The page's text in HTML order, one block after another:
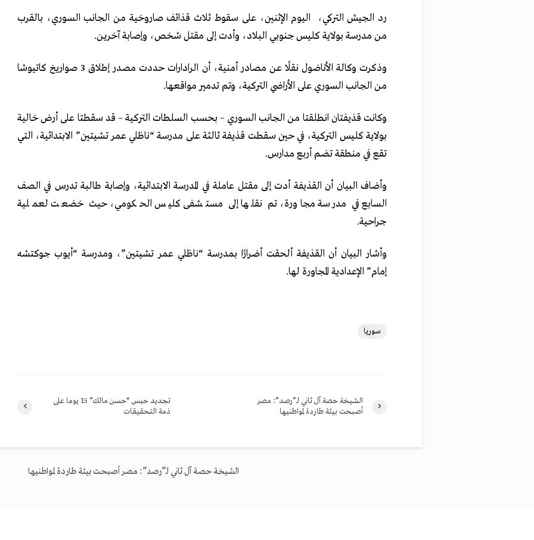
رد الجيش التركي، اليوم الإثنين، على سقوط ثلاث قذائف صاروخية من الجانب السوري، بالقرب
من مدرسة بولاية كليس جنوبي البلاد، وأدت إلى مقتل شخص، وإصابة آخرين.
وذكرت وكالة الأناضول نقلًا عن مصادر أمنية، أن الرادارات حددت مصدر إطلاق 3 صواريخ كاتيوشا
من الجانب السوري على الأراضي التركية، وتم تدمير مواقعها.
وكانت قذيفتان انطلقتا من الجانب السوري – بحسب السلطات التركية – قد سقطتا على أرض خالية
بولاية كليس التركية، في حين سقطت قذيفة ثالثة على مدرسة “ناظلي عمر تشيتين” الابتدائية، التي
تقع في منطقة تضم أربع مدارس.
وأضاف البيان أن القذيفة أدت إلى مقتل عاملة في المدرسة الابتدائية، وإصابة طالبة تدرس في الصف
السابع في مدرسة مجاورة، تم نقلها إلى مستشفى كليس الحكومي، حيث خضعت لعملية
جراحية.
وأشار البيان أن القذيفة ألحقت أضرارًا بمدرسة “ناظلي عمر تشيتين”، ومدرسة “أيوب جوكتشه
إمام” الإعدادية المجاورة لها.
سوريا
تجديد حبس “حسن مالك” 15 يوما على
ذمة التحقيقات
الشيخة حصة آل ثاني لـ”رصد”: مصر
أصبحت بيئة طاردة لمواطنيها
الشيخة حصة آل ثاني لـ”رصد”: مصر أصبحت بيئة طاردة لمواطنيها